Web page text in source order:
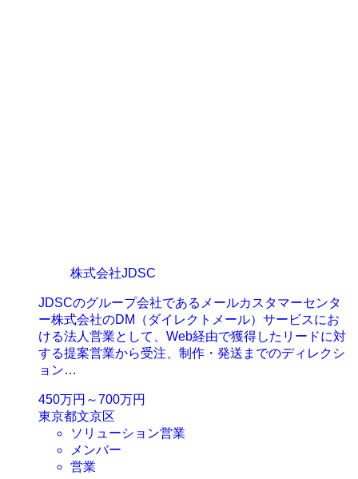
株式会社JDSC
JDSCのグループ会社であるメールカスタマーセンタ
ー株式会社のDM（ダイレクトメール）サービスにお
ける法人営業として、Web経由で獲得したリードに対
する提案営業から受注、制作・発送までのディレクシ
ョン…
450万円～700万円
東京都文京区
ソリューション営業
メンバー
営業